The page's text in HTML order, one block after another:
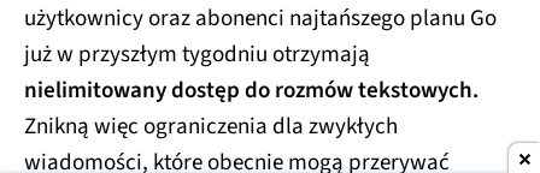
użytkownicy oraz abonenci najtańszego planu Go
już w przyszłym tygodniu otrzymają
nielimitowany dostęp do rozmów tekstowych.
Znikną więc ograniczenia dla zwykłych
wiadomości, które obecnie mogą przerywać